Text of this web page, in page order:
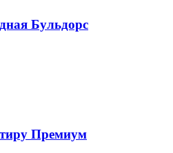
Бульдорс
Премиум